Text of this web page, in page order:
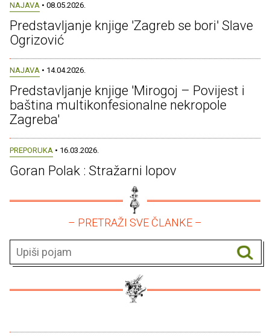
NAJAVA • 08.05.2026.
Predstavljanje knjige 'Zagreb se bori' Slave
Ogrizović
NAJAVA • 14.04.2026.
Predstavljanje knjige 'Mirogoj – Povijest i
baština multikonfesionalne nekropole
Zagreba'
PREPORUKA • 16.03.2026.
Goran Polak : Stražarni lopov
– PRETRAŽI SVE ČLANKE –